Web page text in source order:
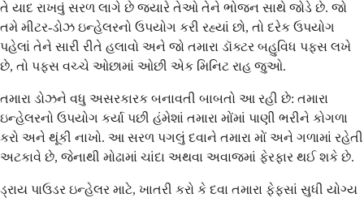
તે યાદ રાખવું સરળ લાગે છે જ્યારે તેઓ તેને ભોજન સાથે જોડે છે. જો
તમે મીટર-ડોઝ ઇન્હેલરનો ઉપયોગ કરી રહ્યાં છો, તો દરેક ઉપયોગ
પહેલાં તેને સારી રીતે હલાવો અને જો તમારા ડૉક્ટર બહુવિધ પફ્સ લખે
છે, તો પફ્સ વચ્ચે ઓછામાં ઓછી એક મિનિટ રાહ જુઓ.
તમારા ડોઝને વધુ અસરકારક બનાવતી બાબતો આ રહી છે: તમારા
ઇન્હેલરનો ઉપયોગ કર્યા પછી હંમેશાં તમારા મોંમાં પાણી ભરીને કોગળા
કરો અને થૂંકી નાખો. આ સરળ પગલું દવાને તમારા મોં અને ગળામાં રહેતી
અટકાવે છે, જેનાથી મોઢામાં ચાંદા અથવા અવાજમાં ફેરફાર થઈ શકે છે.
ડ્રાય પાઉડર ઇન્હેલર માટે, ખાતરી કરો કે દવા તમારા ફેફસાં સુધી યોગ્ય